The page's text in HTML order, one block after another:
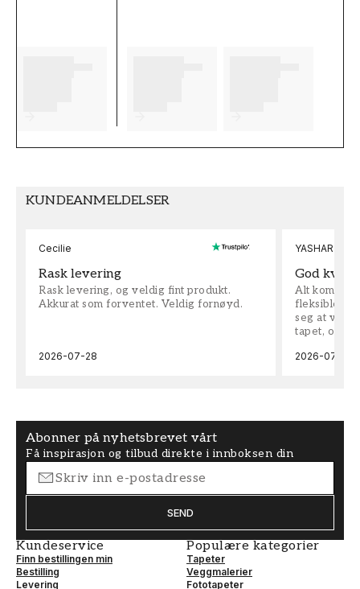
KUNDEANMELDELSER
Cecilie
Rask levering
Rask levering, og veldig fint produkt.
Akkurat som forventet. Veldig fornøyd.
2026-07-28
YASHAR
God
Alt kom
fleksible på
seg at vi
tapet, og
2026-07-04
Abonner på nyhetsbrevet vårt
Få inspirasjon og tilbud direkte i innboksen din
SEND
Kundeservice
Finn bestillingen min
Bestilling
Levering
Populære kategorier
Tapeter
Veggmalerier
Fototapeter